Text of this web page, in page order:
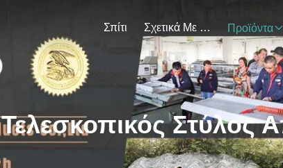
Σπίτι Σχετικά Με Εμάς Προϊόντα
Τελεσκοπικός Στύλος